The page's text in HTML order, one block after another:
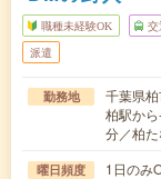
職種未経験OK 交
派遣
勤務地
千葉県
柏駅か
分／柏
曜日頻度 1日のみ